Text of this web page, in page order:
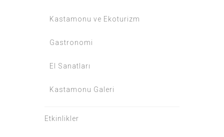
Kastamonu ve Ekoturizm
Gastronomi
El Sanatları
Kastamonu Galeri
Etkinlikler